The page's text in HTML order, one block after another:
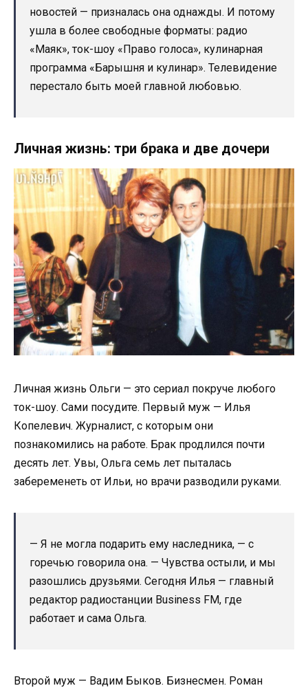
новостей — призналась она однажды. И потому
ушла в более свободные форматы: радио
«Маяк», ток-шоу «Право голоса», кулинарная
программа «Барышня и кулинар». Телевидение
перестало быть моей главной любовью.
Личная жизнь: три брака и две дочери
Личная жизнь Ольги — это сериал покруче любого
ток-шоу. Сами посудите. Первый муж — Илья
Копелевич. Журналист, с которым они
познакомились на работе. Брак продлился почти
десять лет. Увы, Ольга семь лет пыталась
забеременеть от Ильи, но врачи разводили руками.
— Я не могла подарить ему наследника, — с
горечью говорила она. — Чувства остыли, и мы
разошлись друзьями. Сегодня Илья — главный
редактор радиостанции Business FM, где
работает и сама Ольга.
Второй муж — Вадим Быков. Бизнесмен. Роман